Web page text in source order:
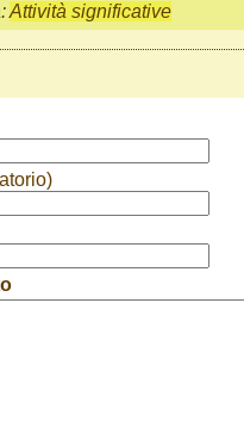
Attività significative